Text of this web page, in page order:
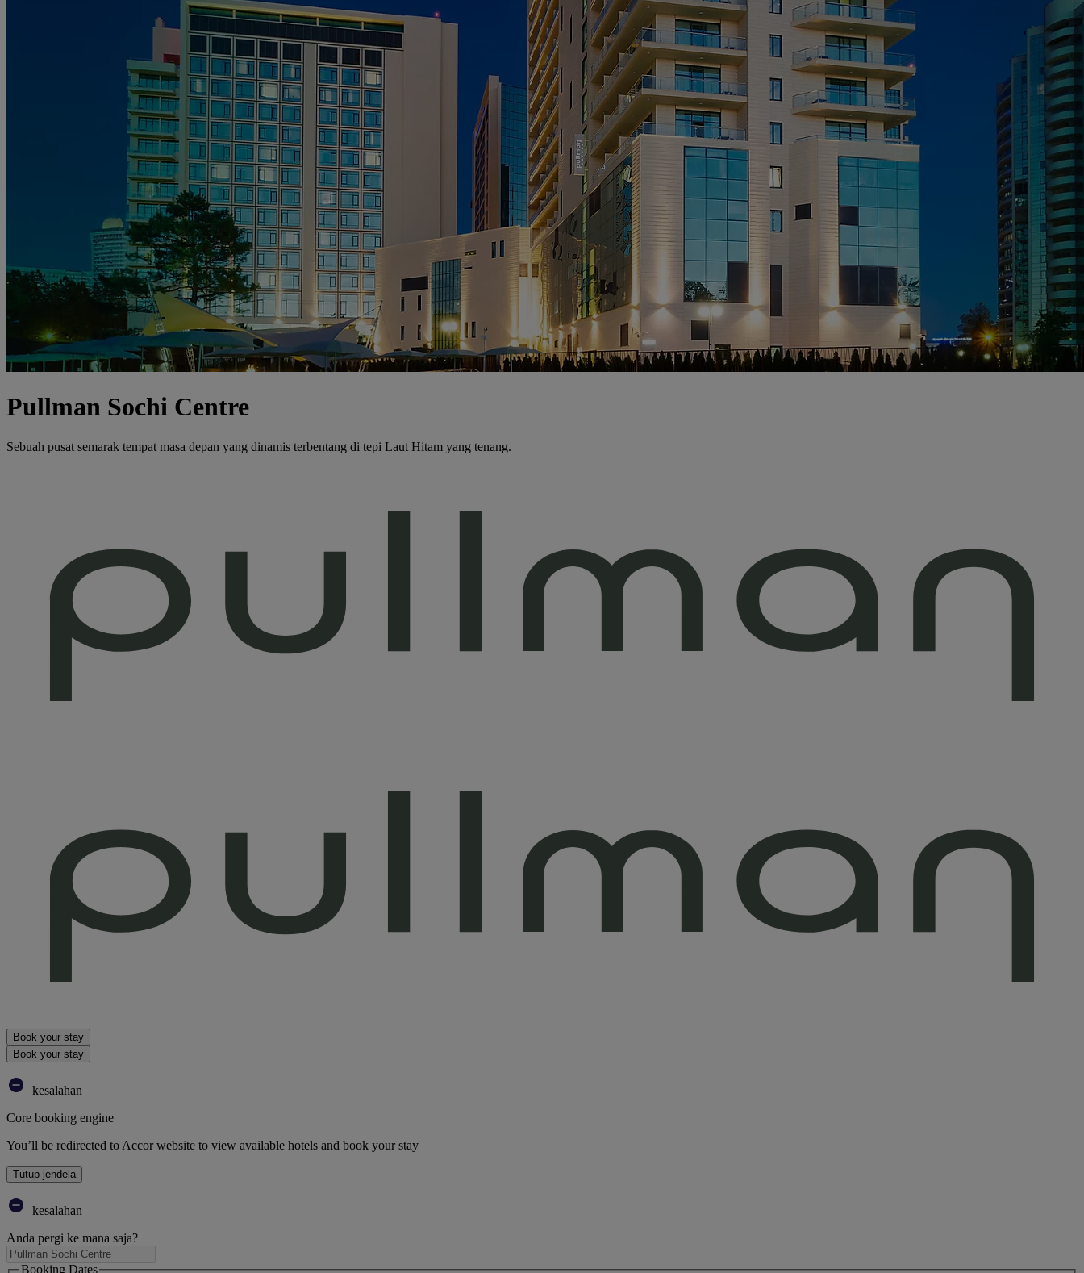
Pullman Sochi Centre
Sebuah pusat semarak tempat masa depan yang dinamis terbentang di tepi Laut Hitam yang tenang.
Book your stay
Book your stay
kesalahan
Core booking engine
You’ll be redirected to Accor website to view available hotels and book your stay
Tutup jendela
kesalahan
Anda pergi ke mana saja?
Booking Dates